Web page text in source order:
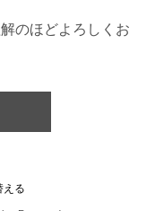
のほどよろしくお
える